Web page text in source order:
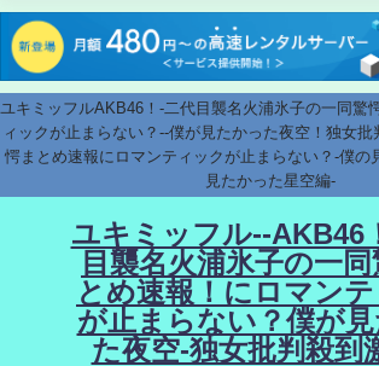
ユキミッフルAKB46！-二代目襲名火浦氷子の一同驚
ィックが止まらない？--僕が見たかった夜空！独女
愕まとめ速報にロマンティックが止まらない？-僕の
見たかった星空編-
ユキミッフル--AKB46
目襲名火浦氷子の一同
とめ速報！にロマン
が止まらない？僕が
た夜空-独女批判殺到